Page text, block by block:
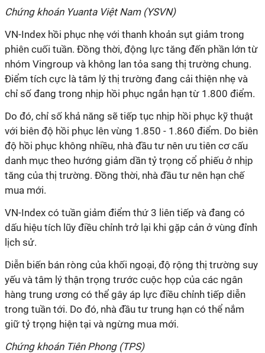
Chứng khoán Yuanta Việt Nam (YSVN)
VN-Index hồi phục nhẹ với thanh khoản sụt giảm trong
phiên cuối tuần. Đồng thời, động lực tăng đến phần lớn từ
nhóm Vingroup và không lan tỏa sang thị trường chung.
Điểm tích cực là tâm lý thị trường đang cải thiện nhẹ và
chỉ số đang trong nhịp hồi phục ngắn hạn từ 1.800 điểm.
Do đó, chỉ số khả năng sẽ tiếp tục nhịp hồi phục kỹ thuật
với biên độ hồi phục lên vùng 1.850 - 1.860 điểm. Do biên
độ hồi phục không nhiều, nhà đầu tư nên ưu tiên cơ cấu
danh mục theo hướng giảm dần tỷ trọng cổ phiếu ở nhịp
tăng của thị trường. Đồng thời, nhà đầu tư nên hạn chế
mua mới.
VN-Index có tuần giảm điểm thứ 3 liên tiếp và đang có
dấu hiệu tích lũy điều chỉnh trở lại khi gặp cản ở vùng đỉnh
lịch sử.
Diễn biến bán ròng của khối ngoại, độ rộng thị trường suy
yếu và tâm lý thận trọng trước cuộc họp của các ngân
hàng trung ương có thể gây áp lực điều chỉnh tiếp diễn
trong tuần tới. Do đó, nhà đầu tư trung hạn có thể nắm
giữ tỷ trọng hiện tại và ngừng mua mới.
Chứng khoán Tiên Phong (TPS)